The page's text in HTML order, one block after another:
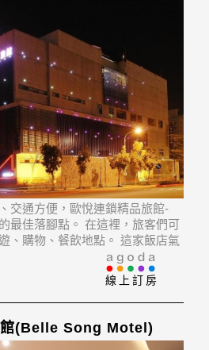
交通方便，歐悅連鎖精品旅館-
最佳落腳點。 在這裡，旅客們可
、購物、餐飲地點。 這家飯店氣
建國假日玉市, Taipei 1981, Guan
線上訂房
館(Belle Song Motel)